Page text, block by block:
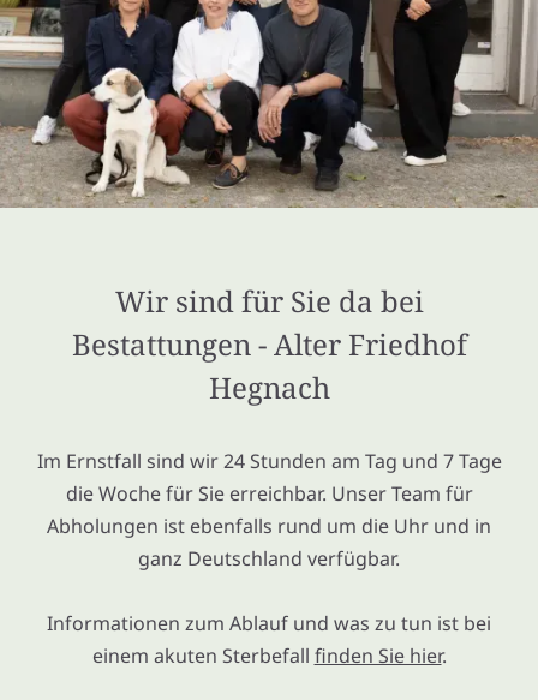
Wir sind für Sie da bei
Bestattungen - Alter Friedhof
Hegnach
Im Ernstfall sind wir 24 Stunden am Tag und 7 Tage
die Woche für Sie erreichbar. Unser Team für
Abholungen ist ebenfalls rund um die Uhr und in
ganz Deutschland verfügbar.
Informationen zum Ablauf und was zu tun ist bei
einem akuten Sterbefall finden Sie hier.